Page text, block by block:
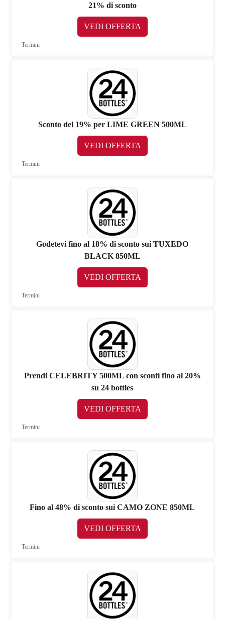
21% di sconto
VEDI OFFERTA
Termini
Sconto del 19% per LIME GREEN 500ML
VEDI OFFERTA
Termini
Godetevi fino al 18% di sconto sui TUXEDO
BLACK 850ML
VEDI OFFERTA
Termini
Prendi CELEBRITY 500ML con sconti fino al 20%
su 24 bottles
VEDI OFFERTA
Termini
Fino al 48% di sconto sui CAMO ZONE 850ML
VEDI OFFERTA
Termini